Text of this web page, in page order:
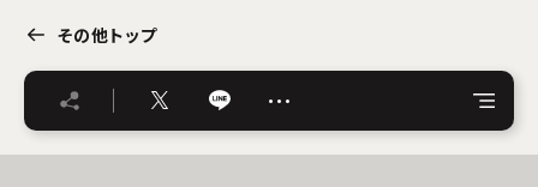
その他トップ
…